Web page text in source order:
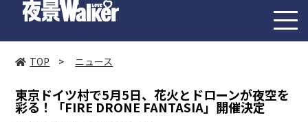
TOP > ニュース
東京ドイツ村で5月5日、花火とドローンが夜空を
彩る！「FIRE DRONE FANTASIA」開催決定